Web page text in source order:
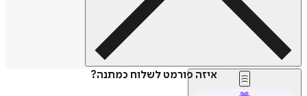
איזה פורמט לשלוח כמתנה?